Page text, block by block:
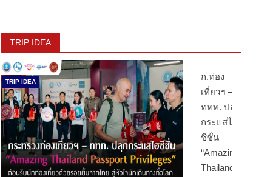
TRIP IDEA
TRIP IDEA
ก.ท่อง
เที่ยวฯ –
ททท. ปลุก
กระแสไฮ
ซีซั่น
“Amazing
Thailand